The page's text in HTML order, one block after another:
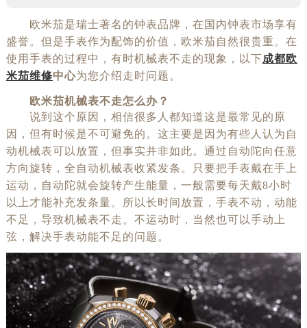
欧米茄是瑞士著名的钟表品牌，在国内钟表市场享有
盛誉。但是手表作为配饰的价值，欧米茄自然很贵重。在
使用手表的过程中，有时机械表不走的现象，以下成都欧
米茄维修中心为您介绍走时问题。
欧米茄机械表不走怎么办？
说到这个原因，相信很多人都知道这是最常见的原
因，但有时候是不可避免的。这主要是因为有些人认为自
动机械表可以放置，但事实并非如此。通过自动陀向任意
方向旋转，全自动机械表收紧发条。只要把手表戴在手上
运动，自动陀就会旋转产生能量，一般需要每天戴8小时
以上才能补充发条量。所以长时间放置，手表不动，动能
不足，导致机械表不走。不运动时，当然也可以手动上
弦，解决手表动能不足的问题。